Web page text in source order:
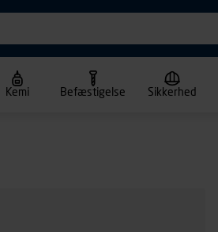
Kemi Befæstigelse Sikkerhed